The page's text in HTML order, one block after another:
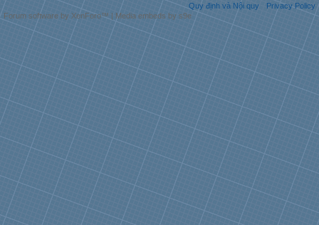
Quy định và Nội quy
Privacy Policy
Forum software by XenForo™ | Media embeds by s9e